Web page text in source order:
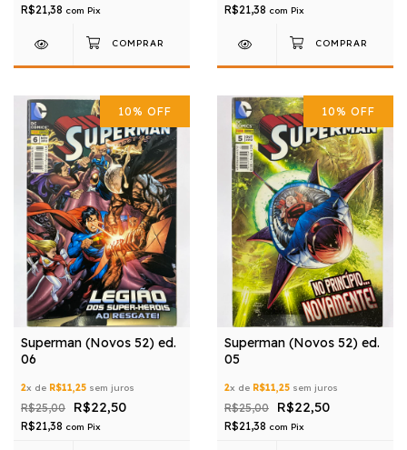
R$21,38 com Pix R$21,38 com Pix
10% OFF
Superman (Novos 52) ed.
06
2x de R$11,25 sem juros
R$25,00 R$22,50
R$21,38 com Pix
10% OFF
Superman (Novos 52) ed.
05
2x de R$11,25 sem juros
R$25,00 R$22,50
R$21,38 com Pix